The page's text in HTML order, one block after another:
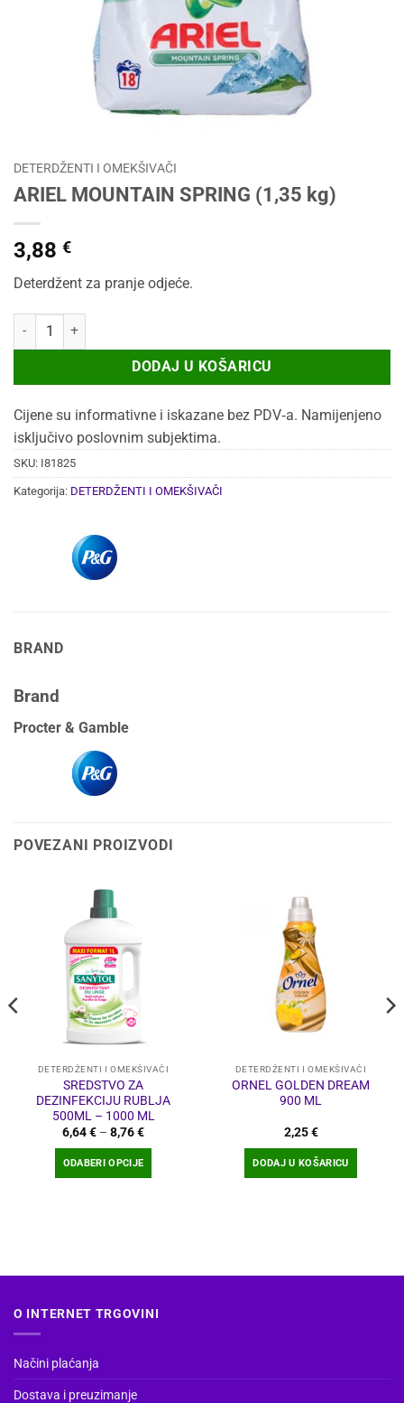
DETERDŽENTI I OMEKŠIVAČI
ARIEL MOUNTAIN SPRING (1,35 kg)
3,88 €
Deterdžent za pranje odjeće.
ARIEL MOUNTAIN SPRING (1,35 kg) količina
DODAJ U KOŠARICU
Cijene su informativne i iskazane bez PDV‑a. Namijenjeno
isključivo poslovnim subjektima.
SKU: I81825
Kategorija: DETERDŽENTI I OMEKŠIVAČI
BRAND
Brand
Procter & Gamble
POVEZANI PROIZVODI
DETERDŽENTI I OMEKŠIVAČI
SREDSTVO ZA
DEZINFEKCIJU RUBLJA
500ML – 1000 ML
6,64€ – 8,76€Raspon
do
ODABERI OPCIJE
mogu
proizvoda
DETERDŽENTI I OMEKŠIVAČI
ORNEL GOLDEN DREAM
900 ML
2,25€
DODAJ U KOŠARICU
O INTERNET TRGOVINI
Načini plaćanja
Dostava i preuzimanje